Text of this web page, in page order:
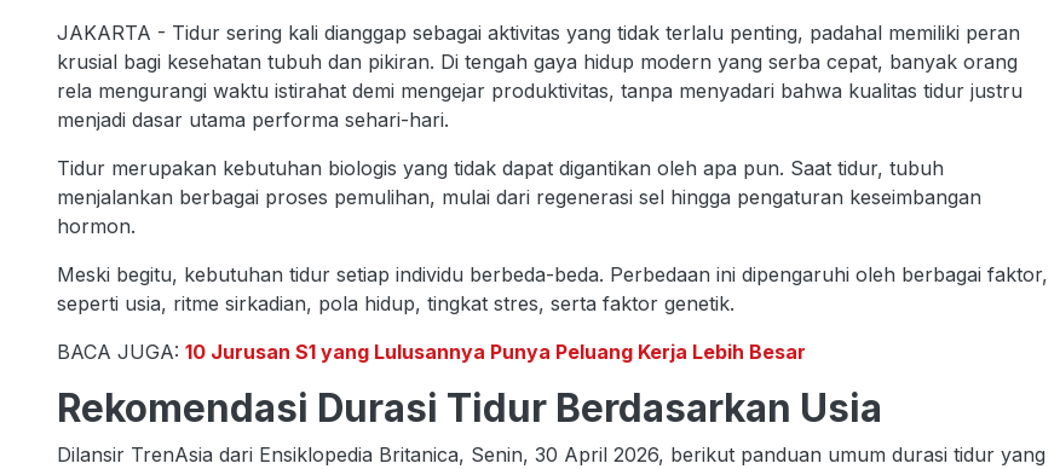
JAKARTA - Tidur sering kali dianggap sebagai aktivitas yang tidak terlalu penting, padahal memiliki peran
krusial bagi kesehatan tubuh dan pikiran. Di tengah gaya hidup modern yang serba cepat, banyak orang
rela mengurangi waktu istirahat demi mengejar produktivitas, tanpa menyadari bahwa kualitas tidur justru
menjadi dasar utama performa sehari-hari.
Tidur merupakan kebutuhan biologis yang tidak dapat digantikan oleh apa pun. Saat tidur, tubuh
menjalankan berbagai proses pemulihan, mulai dari regenerasi sel hingga pengaturan keseimbangan
hormon.
Meski begitu, kebutuhan tidur setiap individu berbeda-beda. Perbedaan ini dipengaruhi oleh berbagai faktor,
seperti usia, ritme sirkadian, pola hidup, tingkat stres, serta faktor genetik.
BACA JUGA: 10 Jurusan S1 yang Lulusannya Punya Peluang Kerja Lebih Besar
Rekomendasi Durasi Tidur Berdasarkan Usia
Dilansir TrenAsia dari Ensiklopedia Britanica, Senin, 30 April 2026, berikut panduan umum durasi tidur yang